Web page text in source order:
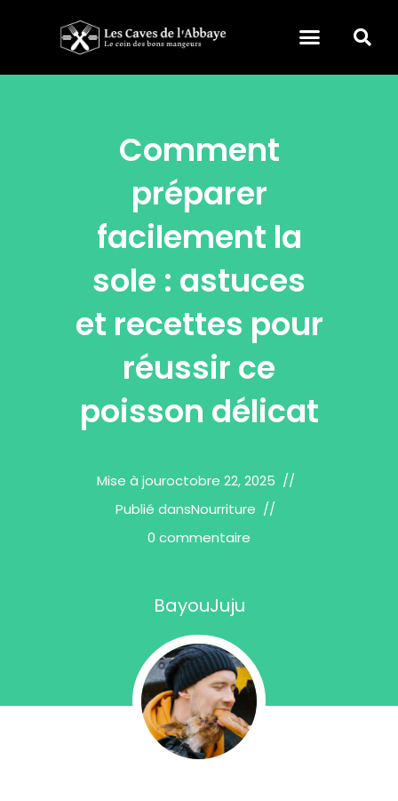
Comment
préparer
facilement la
sole : astuces
et recettes pour
réussir ce
poisson délicat
Mise à jouroctobre 22, 2025
Publié dansNourriture
0 commentaire
BayouJuju